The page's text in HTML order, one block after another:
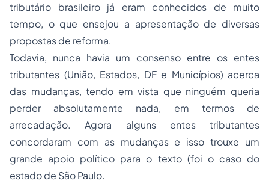
tributário brasileiro já eram conhecidos de muito
tempo, o que ensejou a apresentação de diversas
propostas de reforma.
Todavia, nunca havia um consenso entre os entes
tributantes (União, Estados, DF e Municípios) acerca
das mudanças, tendo em vista que ninguém queria
perder absolutamente nada, em termos de
arrecadação. Agora alguns entes tributantes
concordaram com as mudanças e isso trouxe um
grande apoio político para o texto (foi o caso do
estado de São Paulo.